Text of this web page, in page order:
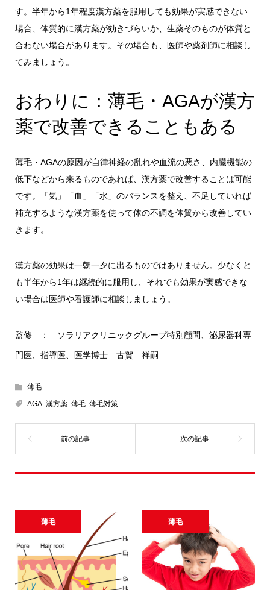
す。半年から1年程度漢方薬を服用しても効果が実感できない
場合、体質的に漢方薬が効きづらいか、生薬そのものが体質と
合わない場合があります。その場合も、医師や薬剤師に相談し
てみましょう。
おわりに：薄毛・AGAが漢方
薬で改善できることもある
薄毛・AGAの原因が自律神経の乱れや血流の悪さ、内臓機能の
低下などから来るものであれば、漢方薬で改善することは可能
です。「気」「血」「水」のバランスを整え、不足していれば
補充するような漢方薬を使って体の不調を体質から改善してい
きます。
漢方薬の効果は一朝一夕に出るものではありません。少なくと
も半年から1年は継続的に服用し、それでも効果が実感できな
い場合は医師や看護師に相談しましょう。
監修 ： ソラリアクリニックグループ特別顧問、泌尿器科専
門医、指導医、医学博士 古賀 祥嗣
薄毛
AGA, 漢方薬, 薄毛, 薄毛対策
薄毛 薄毛